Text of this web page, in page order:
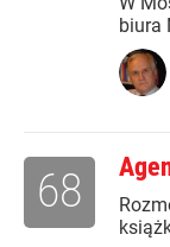
biura
68